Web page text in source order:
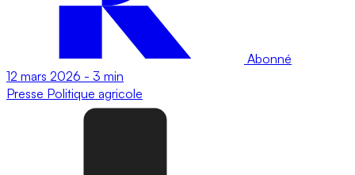
Abonné
12 mars 2026 - 3 min
Presse Politique agricole